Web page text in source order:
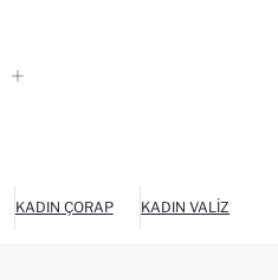
KADIN ÇORAP KADIN VALIZ